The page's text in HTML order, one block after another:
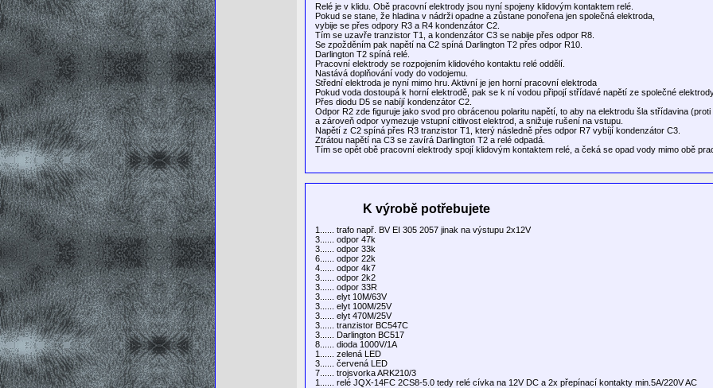
Relé je v klidu. Obě pracovní elektrody jsou nyní spojeny klidovým kontaktem relé.
Pokud se stane, že hladina v nádrži opadne a zůstane ponořena jen společná elektroda,
vybije se přes odpory R3 a R4 kondenzátor C2.
Tím se uzavře tranzistor T1, a kondenzátor C3 se nabije přes odpor R8.
Se zpožděním pak napětí na C2 spíná Darlington T2 přes odpor R10.
Darlington T2 spíná relé.
Pracovní elektrody se rozpojením klidového kontaktu relé oddělí.
Nastává doplňování vody do vodojemu.
Střední elektroda je nyní mimo hru. Aktivní je jen horní pracovní elektroda
Pokud voda dostoupá k horní elektrodě, pak se k ní vodou připojí střídavé napětí ze společné
Přes diodu D5 se nabíjí kondenzátor C2.
Odpor R2 zde figuruje jako svod pro obrácenou polaritu napětí, to aby na elektrodu šla střídavina
a zároveň odpor vymezuje vstupní citlivost elektrod, a snižuje rušení na vstupu.
Napětí z C2 spíná přes R3 tranzistor T1, který následně přes odpor R7 vybíjí kondenzátor C3.
Ztrátou napětí na C3 se zavírá Darlington T2 a relé odpadá.
Tím se opět obě pracovní elektrody spojí klidovým kontaktem relé, a čeká se opad vody mimo obě
K výrobě potřebujete
1...... trafo např. BV EI 305 2057 jinak na výstupu 2x12V
3...... odpor 47k
3...... odpor 33k
6...... odpor 22k
4...... odpor 4k7
3...... odpor 2k2
3...... odpor 33R
3...... elyt 10M/63V
3...... elyt 100M/25V
3...... elyt 470M/25V
3...... tranzistor BC547C
3...... Darlington BC517
8...... dioda 1000V/1A
1...... zelená LED
3...... červená LED
7...... trojsvorka ARK210/3
1...... relé JQX-14FC 2CS8-5.0 tedy relé cívka na 12V DC a 2x přepínací kontakty min.5A/220V AC